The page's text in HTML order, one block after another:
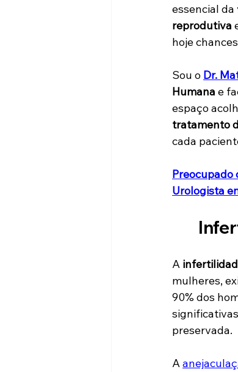
essencial da
reprodutiva
hoje
Sou o Dr.
Humana e
espaço
tratamento
cada
Preocupado
Urologista
A
mulheres,
90% dos
preservada.
A